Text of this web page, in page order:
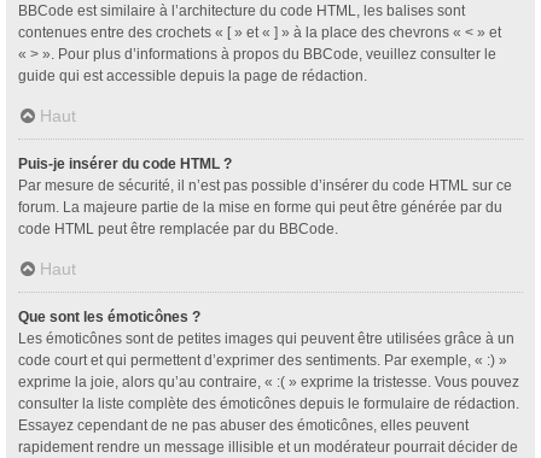
BBCode est similaire à l’architecture du code HTML, les balises sont
contenues entre des crochets « [ » et « ] » à la place des chevrons « < » et
« > ». Pour plus d’informations à propos du BBCode, veuillez consulter le
guide qui est accessible depuis la page de rédaction.
Haut
Puis-je insérer du code HTML ?
Par mesure de sécurité, il n’est pas possible d’insérer du code HTML sur ce
forum. La majeure partie de la mise en forme qui peut être générée par du
code HTML peut être remplacée par du BBCode.
Haut
Que sont les émoticônes ?
Les émoticônes sont de petites images qui peuvent être utilisées grâce à un
code court et qui permettent d’exprimer des sentiments. Par exemple, « :) »
exprime la joie, alors qu’au contraire, « :( » exprime la tristesse. Vous pouvez
consulter la liste complète des émoticônes depuis le formulaire de rédaction.
Essayez cependant de ne pas abuser des émoticônes, elles peuvent
rapidement rendre un message illisible et un modérateur pourrait décider de